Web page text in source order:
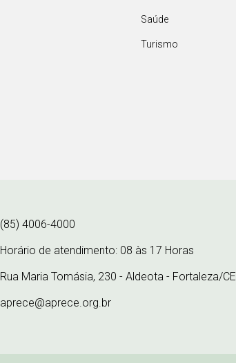
Saúde
Turismo
(85) 4006-4000
Horário de atendimento: 08 às 17 Horas
Rua Maria Tomásia, 230 - Aldeota - Fortaleza/CE
aprece@aprece.org.br